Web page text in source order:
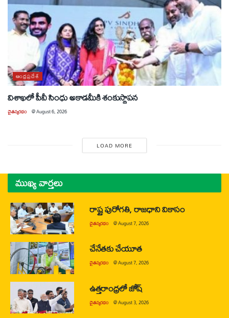
ఆంధ్రప్రదేశ్
విశాఖలో పీవీ సింధు అకాడమీకి శంకుస్థాపన
చైతన్యరధం @August 6, 2026
LOAD MORE
ముఖ్య వార్తలు
రాష్ట్ర పురోగతి, రాజధాని వికాసం
చైతన్యరధం @August 7, 2026
చేనేతకు చేయూత
చైతన్యరధం @August 7, 2026
ఉత్తరాంధ్రలో జోష్
చైతన్యరధం @August 3, 2026